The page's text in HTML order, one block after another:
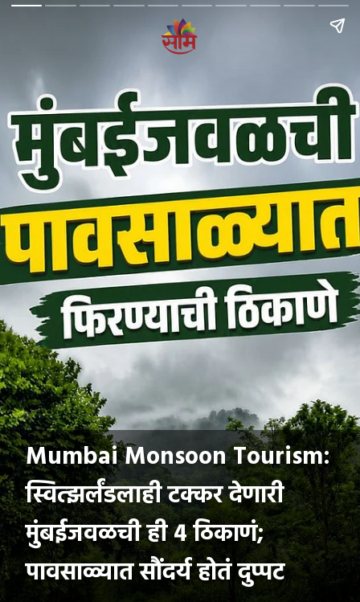
Mumbai Monsoon Tourism:
स्वित्झर्लंडलाही टक्कर देणारी
मुंबईजवळची ही 4 ठिकाणं;
पावसाळ्यात सौंदर्य होतं दुप्पट